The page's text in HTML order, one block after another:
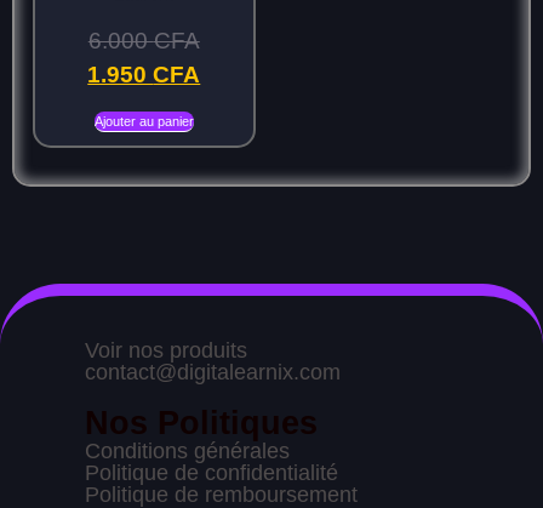
6.000CFA
1.950CFA
Ajouter au panier
Voir nos produits
contact@digitalearnix.com
Nos Politiques
Conditions générales
Politique de confidentialité
Politique de remboursement